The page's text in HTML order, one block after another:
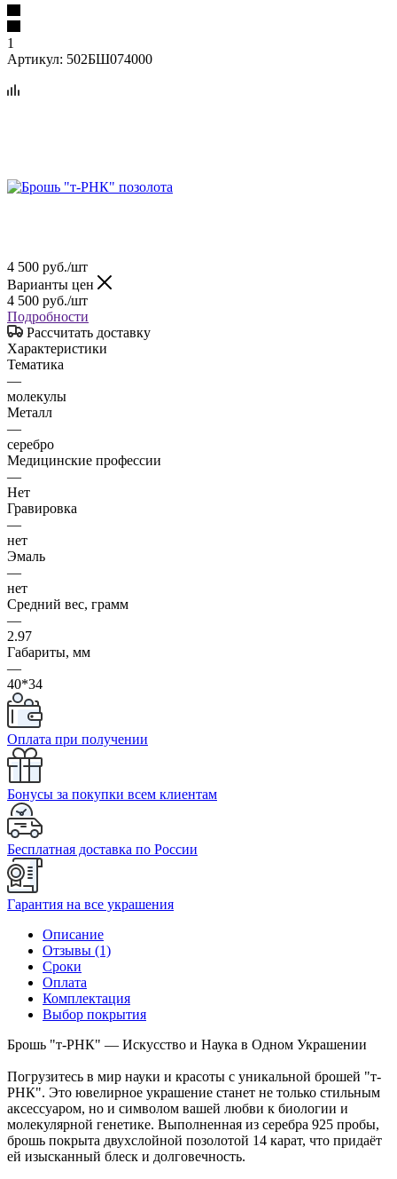
1
Артикул: 502БШ074000
4 500 руб./шт
Варианты цен
4 500 руб./шт
Подробности
Рассчитать доставку
Характеристики
Тематика
—
молекулы
Металл
—
серебро
Медицинские профессии
—
Нет
Гравировка
—
нет
Эмаль
—
нет
Средний вес, грамм
—
2.97
Габариты, мм
—
40*34
Оплата при получении
Бонусы за покупки всем клиентам
Бесплатная доставка по России
Гарантия на все украшения
Описание
Отзывы (1)
Сроки
Оплата
Комплектация
Выбор покрытия
Брошь "т-РНК" — Искусство и Наука в Одном Украшении
Погрузитесь в мир науки и красоты с уникальной брошей "т-
РНК". Это ювелирное украшение станет не только стильным
аксессуаром, но и символом вашей любви к биологии и
молекулярной генетике. Выполненная из серебра 925 пробы,
брошь покрыта двухслойной позолотой 14 карат, что придаёт
ей изысканный блеск и долговечность.